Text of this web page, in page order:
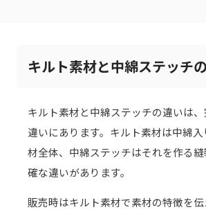
キルト素材と中綿ステッチ
キルト素材と中綿ステッチの違いは
違いにあります。キルト素材は中綿
材全体、中綿ステッチはそれを作る
確な違いがあります。
販売時はキルト素材で素材の特徴を